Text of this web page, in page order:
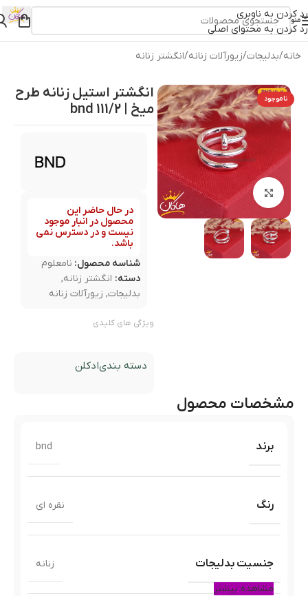
رد کردن به ناوبری
رد کردن به محتوای اصلی
منو
خانه/بدلیجات/زیورآلات زنانه/انگشتر زنانه
ناموجود
بزرگنمایی تصویر
انگشتر استیل زنانه طرح
میخ | 111/2 bnd
در حال حاضر این
محصول در انبار موجود
نیست و در دسترس نمی
باشد.
شناسه محصول: نامعلوم
دسته: انگشتر زنانه,
بدلیجات, زیورآلات زنانه
ویژگی های کلیدی
دسته بندیادکلن
مشخصات محصول
برند bnd
رنگ نقره ای
جنسیت بدلیجات زنانه
مشاهده بیشتر